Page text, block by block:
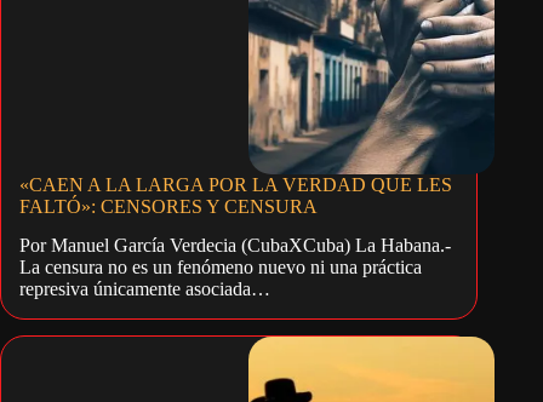
«CAEN A LA LARGA POR LA VERDAD QUE LES
FALTÓ»: CENSORES Y CENSURA
Por Manuel García Verdecia (CubaXCuba) La Habana.-
La censura no es un fenómeno nuevo ni una práctica
represiva únicamente asociada…